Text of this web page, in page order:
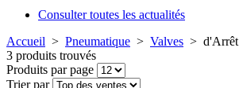
Consulter toutes les actualités
Accueil > Pneumatique > Valves > d'Arrêt
3 produits trouvés
Produits par page
Trier par